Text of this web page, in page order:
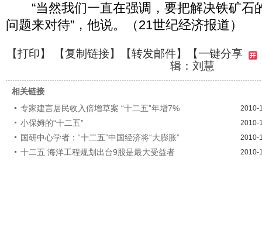
“当然我们一直在强调，要把解决铁矿石
问题来对待”，他说。（21世纪经济报道）
【打印】 【复制链接】【转发邮件】
【一键分享
辑：刘慧
相关链接
专家建言居民收入倍增草案 “十二五”年增7%
2010-
小保姆的“十二五” 2010-
国研中心学者：“十二五”中国经济将“大膨胀” 2010-
十二五 海洋工程规划出台9股是最大受益者 2010-